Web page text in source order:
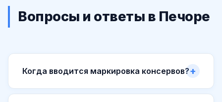
Вопросы и ответы в Печоре
Когда вводится маркировка консервов?